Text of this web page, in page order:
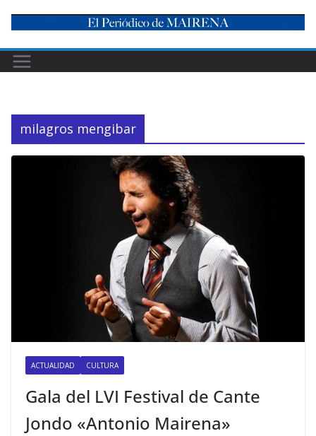
content
milagros mengibar
ACTUALIDAD CULTURA
Gala del LVI Festival de Cante
Jondo «Antonio Mairena»